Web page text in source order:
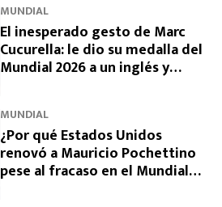
MUNDIAL
El inesperado gesto de Marc
Cucurella: le dio su medalla del
Mundial 2026 a un inglés y
MUNDIAL
¿Por qué Estados Unidos
renovó a Mauricio Pochettino
pese al fracaso en el Mundial